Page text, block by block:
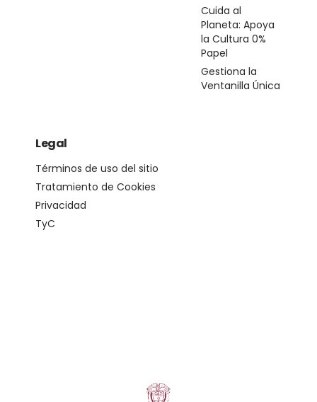
Cuida al
Planeta: Apoya
la Cultura 0%
Papel
Gestiona la
Ventanilla Única
Legal
Términos de uso del sitio
Tratamiento de Cookies
Privacidad
TyC